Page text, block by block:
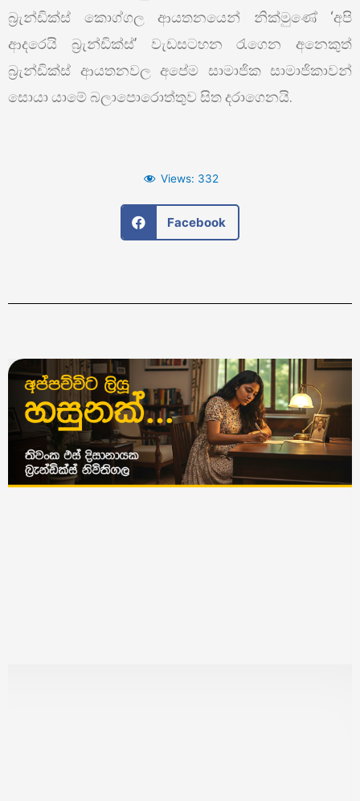
බ්‍රැන්ඩික්ස් කොග්ගල ආයතනයෙන් නික්මුණේ ‘අපි
ආදරෙයි බ්‍රැන්ඩික්ස්’ වැඩසටහන රැගෙන අනෙකුත්
බ්‍රැන්ඩික්ස් ආයතනවල අපේම සාමාජික සාමාජිකාවන්
සොයා යාමේ බලාපොරොත්තුව සිත දරාගෙනයි.
Views: 332
Facebook